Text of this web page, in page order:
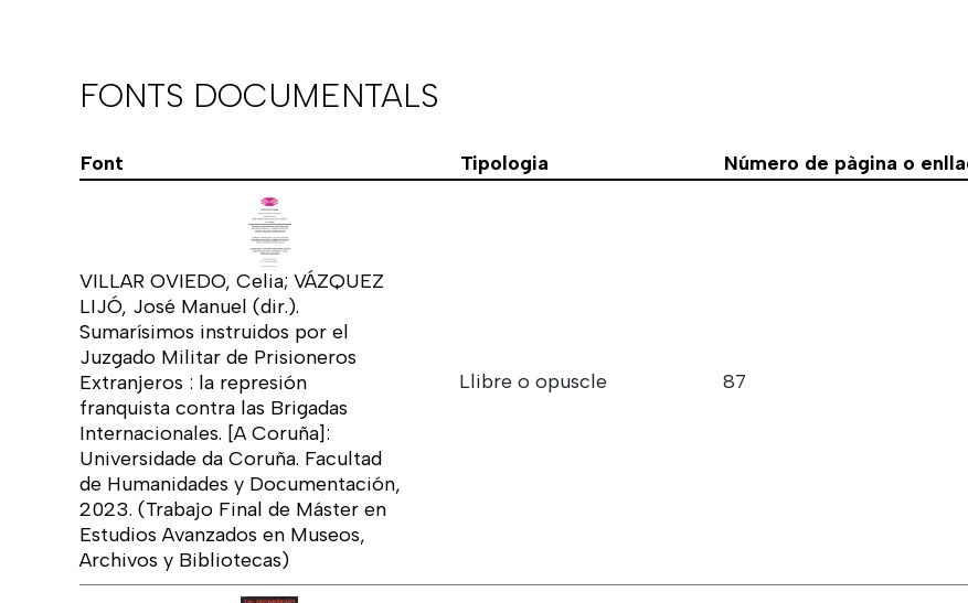
FONTS DOCUMENTALS
Font Tipologia Número de pàgina o
VILLAR OVIEDO, Celia; VÁZQUEZ
LIJÓ, José Manuel (dir.).
Sumarísimos instruidos por el
Juzgado Militar de Prisioneros
Extranjeros : la represión
franquista contra las Brigadas
Internacionales. [A Coruña]:
Universidade da Coruña. Facultad
de Humanidades y Documentación,
2023. (Trabajo Final de Máster en
Estudios Avanzados en Museos,
Archivos y Bibliotecas)
Llibre o opuscle 87